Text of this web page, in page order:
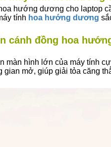
hướng dương cho laptop
tính hoa hướng dương
cánh đồng hoa
màn hình lớn của máy tính
gian mở, giúp giải tỏa căng